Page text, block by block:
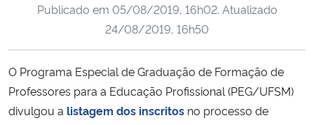
Ministério da Cidadania
Ministério de Minas e Energia
Ministério da Ciência, Tecnologia, Inovações e Comunicações
Publicado em 05/08/2019, 16h02. Atualizado
24/08/2019, 16h50
O Programa Especial de Graduação de Formação de
Professores para a Educação Profissional (PEG/UFSM)
divulgou a listagem dos inscritos no processo de